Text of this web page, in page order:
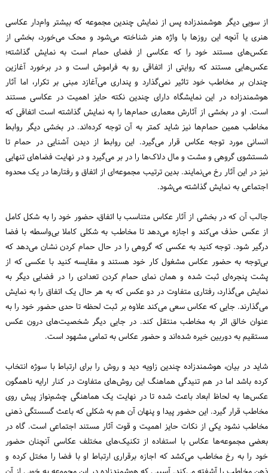
از سویی دیگر هوشمندزاده پس از نمایش چندین مجموعه که بیشتر وام‌دار عکاسی
هنری یا آنچه این روزها با واژه هنر شناخته می‌شود و محک می‌خورد، بخشی از
عکس‌های مستند خود را که عکاسی از فضای حمام است به نمایش گذاشته؛
عکس‌هایی مستند که روایتی از اتفاقی رو به فراموش است و در برخورد آغازین
چندان بر مخاطب خود تاثیر نمی‌گذارد و پنداری می‌آغازد مبنی بر تکرار، اما آثار
هوشمندزاده در این نمایشگاه دارای چندین نکته حایز اهمیت در عکاسی مستند
است. او در بخشی از آثارش معماری حمام‌ها را به نمایش گذاشته است اتفاقی که
مخاطب همین حمام‌ها نیز شاید کمتر به آن توجه کرده‌اند. در بخشی دیگر روابط
انسانی مورد توجه عکاس قرار می‌گیرد. این روابط از دیدن آشنایی در حمام تا
شستشوی گروهی و مشت و مال دلاک‌ها را در بر می‌گیرد و در نهایت فضاهای تنهایی
نیز در این آثار رخ می‌نمایند. بدین ترتیب مجموعه‌ای از اتفاق و رفتارها در یک محدوه
اجتماعی به نمایش گذاشته می‌شود.
جالب آن که در بخشی از آثار عکاس متناسب با اتفاق، حضور خود را به شکل کامل
از عکس حذف می‌کند و اجازه می‌دهد تا مخاطب به شکلی کاملا بی‌واسطه با فضا
درگیر شود. توجه کنید به عکسی که گروهی را در حال حمام کردن نشان می‌دهد که
بی‌توجه به حضور عکاس مشغول کار خود هستند و مقایسه کنید با عکسی که از
پشت پنجره‌ای ثبت شده و همان نمای حمام کردن تعدادی را در فضایی دیگر به
نمایش می‌گذارد، رفتاری متفاوت در دو عکس که به هر حال یک اتفاق را به نمایش
می‌گذارند. جایی که عکاس سعی می‌کند علاوه بر ثبت لحظه تا حدی حضور خود را به
عنوان خالق اثر به مخاطب منتقل کند. در جایی دیگر شخصیت‌های درون عکس
مستقیم به دوربین خیره شده‌اند و حضور عکاس به تمامی مشهود است.
شاید در بیان، هوشمندزاده چندین زاویه دید و روش را برای ارتباط با سوژه انتخاب
کرده باشد اما در هم تنیدگی هماهنگ این روش‌های متفاوت در کنار ارایه ناهمگون
عکس‌ها به لحاظ ابعاد باعث شده تا در نهایت یک هماهنگی چشم‌نواز پیش روی
مخاطب قرار گیرد. این حضور پیدا و پنهان آن هم به شکلی که باعث گسستگی ذهنی
مخاطب نشود یکی از نکات حایز اهمیت و قوت آثار مستند اجتماعی است. گاه در
بعضی مجموعه‌ها عکاس با استفاده از تکنیک‌های مختلف عکاسی آنچنان حضور
خود را به رخ مخاطب می‌کشد که اجازه برقراری ارتباط او با فضا را مختل کرده و